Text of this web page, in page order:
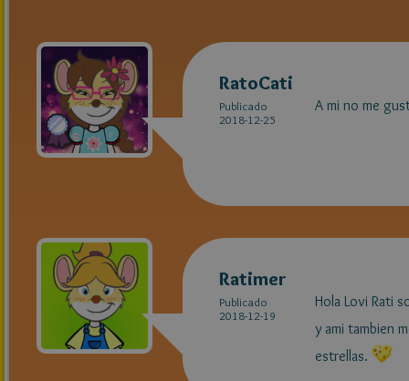
RatoCati
Publicado
2018-12-25
A mi no me
Ratimer
Publicado
2018-12-19
Hola Lovi Rati
y ami tambien
estrellas.